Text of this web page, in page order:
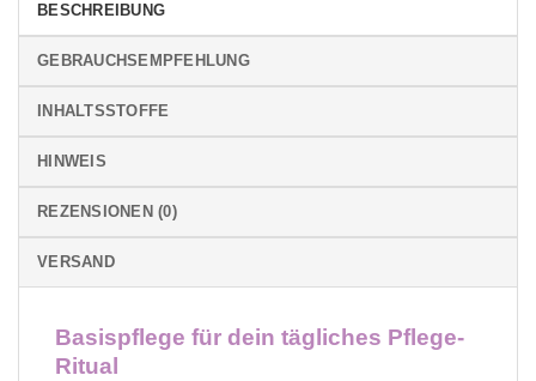
BESCHREIBUNG
GEBRAUCHSEMPFEHLUNG
INHALTSSTOFFE
HINWEIS
REZENSIONEN (0)
VERSAND
Basispflege für dein tägliches Pflege-
Ritual